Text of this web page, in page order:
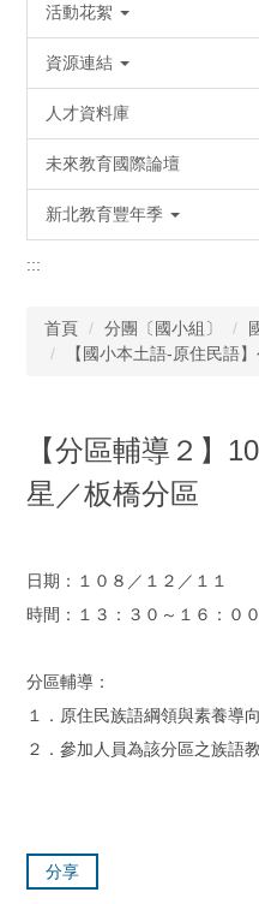
活動花絮
資源連結
人才資料庫
未來教育國際論壇
新北教育豐年季
:::
首頁 分團〔國小組〕
【國小本土語-原住民語
【分區輔導２】
星／板橋分區
日期：１０８／１２／１１
時間：１３：３０～１６：００
分區輔導：
１．原住民族語綱領與素養導
２．參加人員為該分區之族語
分享